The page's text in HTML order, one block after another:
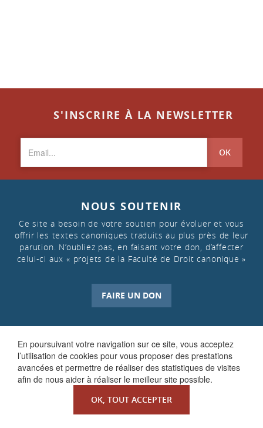
En poursuivant votre navigation sur ce site, vous acceptez
l’utilisation de cookies pour vous proposer des prestations
avancées et permettre de réaliser des statistiques de visites
afin de nous aider à réaliser le meilleur site possible.
OK, TOUT ACCEPTER
S'INSCRIRE À LA NEWSLETTER
OK
NOUS SOUTENIR
Ce site a besoin de votre soutien pour évoluer et vous
offrir les textes canoniques traduits au plus près de leur
parution. N’oubliez pas, en faisant votre don, d’affecter
celui-ci aux « projets de la Faculté de Droit canonique »
FAIRE UN DON